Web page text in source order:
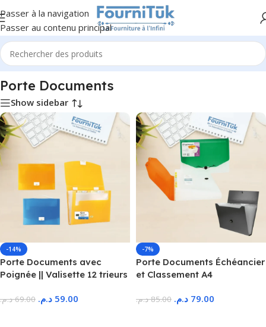
Passer à la navigation
Passer au contenu principal
Accueil/Fourniture de Bureau/Porte Documents
Porte Documents
Show sidebar
-14%
Porte Documents avec
Poignée || Valisette 12 trieurs
69.00 د.م. 59.00 د.م.
-7%
Porte Documents Échéancier
et Classement A4
85.00 د.م. 79.00 د.م.